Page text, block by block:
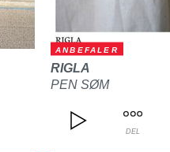
ANBEFALER
RIGLA
PEN SØM
DEL